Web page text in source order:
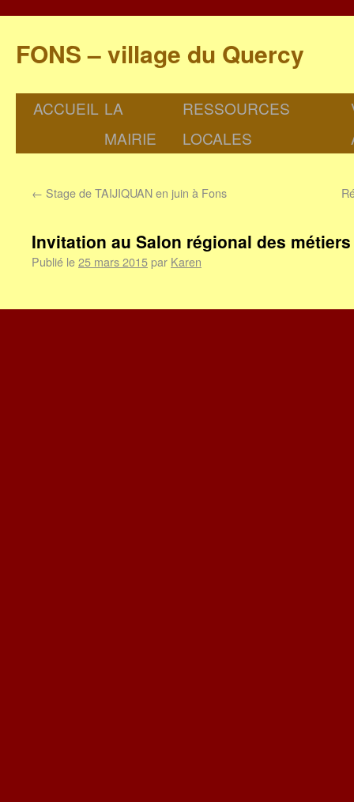
FONS – village du Quercy
ACCUEIL LA
MAIRIE
RESSOURCES
LOCALES
← Stage de TAIJIQUAN en juin à Fons
Invitation au Salon régional des métiers
Publié le25 mars 2015par Karen